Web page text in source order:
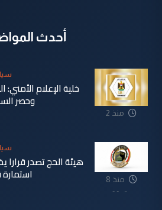
أحدث
منذ 2
خلية الإعلام الأمني:
وحصر
منذ 8
دقيقة
هيئة الحج تصدر